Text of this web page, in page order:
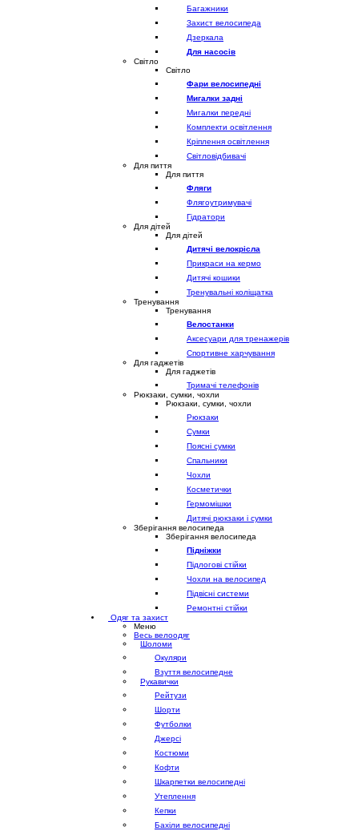
Багажники
Захист велосипеда
Дзеркала
Для насосів
Світло
Світло
Фари велосипедні
Мигалки задні
Мигалки передні
Комплекти освітлення
Кріплення освітлення
Світловідбивачі
Для пиття
Для пиття
Фляги
Флягоутримувачі
Гідратори
Для дітей
Для дітей
Дитячі велокрісла
Прикраси на кермо
Дитячі кошики
Тренувальні коліщатка
Тренування
Тренування
Велостанки
Аксесуари для тренажерів
Спортивне харчування
Для гаджетів
Для гаджетів
Тримачі телефонів
Рюкзаки, сумки, чохли
Рюкзаки, сумки, чохли
Рюкзаки
Сумки
Поясні сумки
Спальники
Чохли
Косметички
Гермомішки
Дитячі рюкзаки і сумки
Зберігання велосипеда
Зберігання велосипеда
Підніжки
Підлогові стійки
Чохли на велосипед
Підвісні системи
Ремонтні стійки
Одяг та захист
Меню
Весь велоодяг
Шоломи
Окуляри
Взуття велосипедне
Рукавички
Рейтузи
Шорти
Футболки
Джерсі
Костюми
Кофти
Шкарпетки велосипедні
Утеплення
Кепки
Бахіли велосипедні